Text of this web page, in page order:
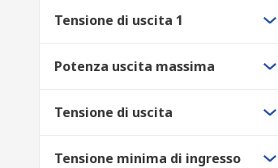
Tensione di uscita 1
Potenza uscita massima
Tensione di uscita
Tensione minima di ingresso